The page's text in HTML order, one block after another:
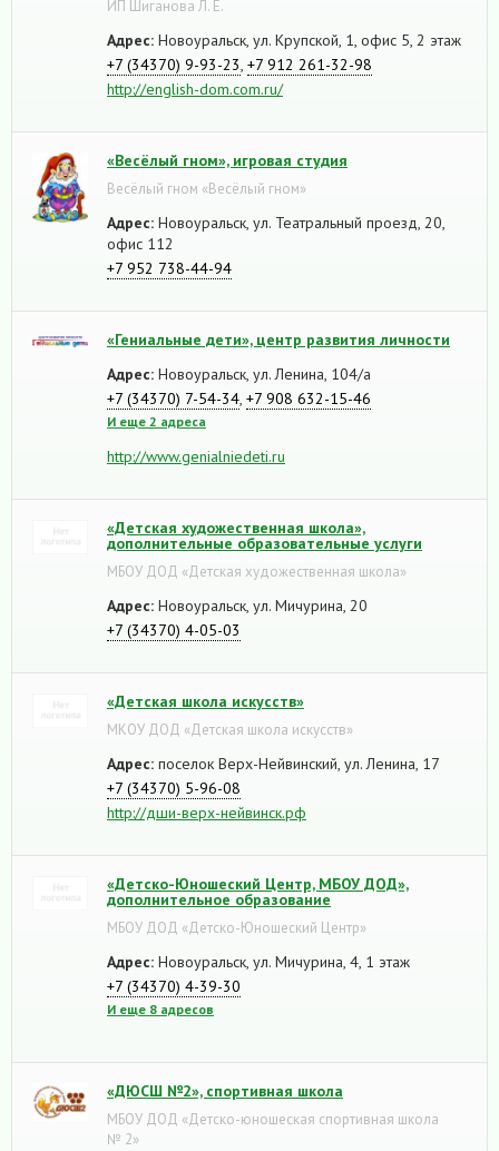
ИП Шиганова Л. Е.
Адрес: Новоуральск, ул. Крупской, 1, офис 5, 2 этаж
+7 (34370) 9-93-23, +7 912 261-32-98
http://english-dom.com.ru/
«Весёлый гном», игровая студия
Весёлый гном «Весёлый гном»
Адрес: Новоуральск, ул. Театральный проезд, 20,
офис 112
+7 952 738-44-94
«Гениальные дети», центр развития личности
Адрес: Новоуральск, ул. Ленина, 104/а
+7 (34370) 7-54-34, +7 908 632-15-46
И еще 2 адреса
http://www.genialniedeti.ru
«Детская художественная школа»,
дополнительные образовательные услуги
МБОУ ДОД «Детская художественная школа»
Адрес: Новоуральск, ул. Мичурина, 20
+7 (34370) 4-05-03
«Детская школа искусств»
МКОУ ДОД «Детская школа искусств»
Адрес: поселок Верх-Нейвинский, ул. Ленина, 17
+7 (34370) 5-96-08
http://дши-верх-нейвинск.рф
«Детско-Юношеский Центр, МБОУ ДОД»,
дополнительное образование
МБОУ ДОД «Детско-Юношеский Центр»
Адрес: Новоуральск, ул. Мичурина, 4, 1 этаж
+7 (34370) 4-39-30
И еще 8 адресов
«ДЮСШ №2», спортивная школа
МБОУ ДОД «Детско-юношеская спортивная школа
№ 2»